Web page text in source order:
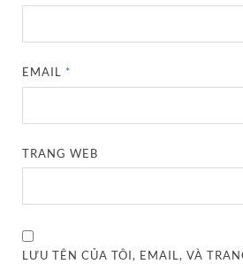
EMAIL*
TRANG WEB
LƯU TÊN CỦA TÔI, EMAIL, VÀ